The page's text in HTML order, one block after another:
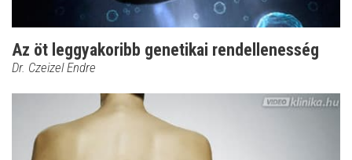
Az öt leggyakoribb genetikai rendellenesség
Dr. Czeizel Endre